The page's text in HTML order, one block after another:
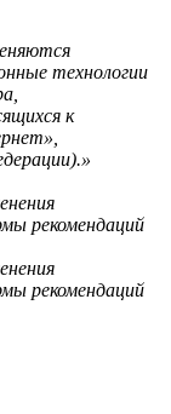
технологии
к
рекомендаций
рекомендаций